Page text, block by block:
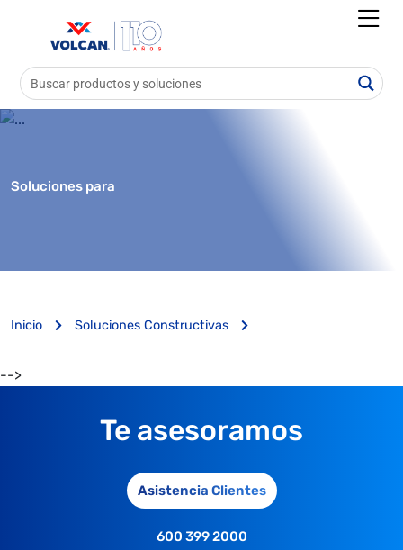
Soluciones para
Inicio Soluciones Constructivas
-->
Te asesoramos
Asistencia Clientes
600 399 2000